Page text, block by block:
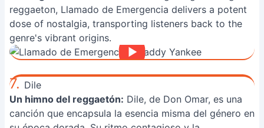
reggaeton, Llamado de Emergencia delivers a potent
dose of nostalgia, transporting listeners back to the
genre's vibrant origins.
7. Dile
Un himno del reggaetón: Dile, de Don Omar, es una
canción que encapsula la esencia misma del género en